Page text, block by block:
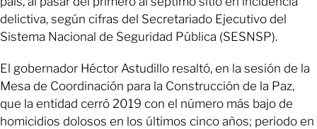
delictiva, según cifras del Secretariado Ejecutivo del
Sistema Nacional de Seguridad Pública (SESNSP).
El gobernador Héctor Astudillo resaltó, en la sesión de la
Mesa de Coordinación para la Construcción de la Paz,
que la entidad cerró 2019 con el número más bajo de
homicidios dolosos en los últimos cinco años; periodo en